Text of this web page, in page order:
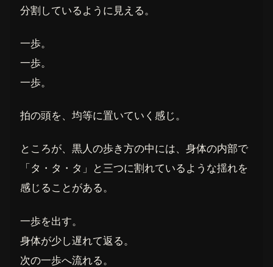
分割しているように見える。
一歩。
一歩。
一歩。
拍の頭を、均等に置いていく感じ。
ところが、黒人の歩き方の中には、身体の内部で
「タ・タ・タ」と三つに割れているような揺れを
感じることがある。
一歩を出す。
身体が少し遅れて返る。
次の一歩へ流れる。